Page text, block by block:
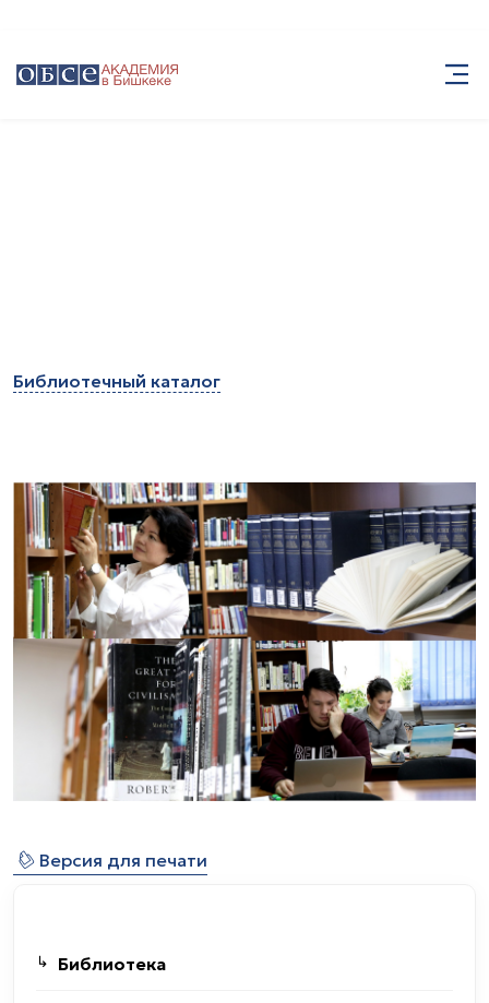
Библиотечный каталог
⎙ Версия для печати
Библиотека